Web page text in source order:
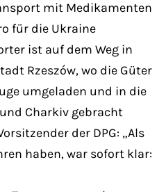
amet, consectetuer
mit Medikamenten
für die Ukraine
ist auf dem Weg in
Rzeszów, wo die Güter
umgeladen und in die
Charkiv gebracht
der DPG: „Als
haben, war sofort klar: